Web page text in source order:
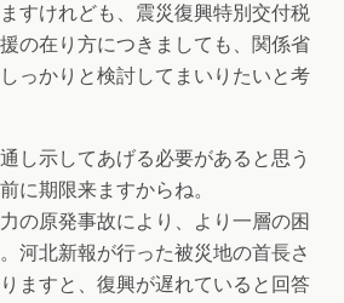
すけれども、震災復興特別交付税
の在り方につきましても、関係省
っかりと検討してまいりたいと考
し示してあげる必要があると思う
に期限来ますからね。
の原発事故により、より一層の困
河北新報が行った被災地の首長さ
ますと、復興が遅れていると回答